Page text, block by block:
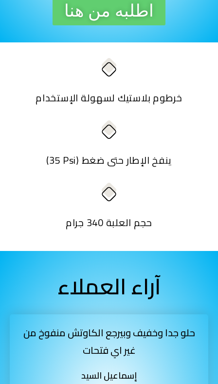
اطلبه من هنا
خرطوم بلاستيك لسهولة الإستخدام
(35 Psi) ينفخ الإطار حتى ضغط
حجم العلبة 340 جرام
آراء العملاء
حلو جدا وخفيف وبيرجع الكاوتش منفوخ من
غير اي فتحات
إسماعيل السيد